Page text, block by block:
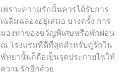
เพราะความรักนั้นควรได้รับการ
เฉลิมฉลองอยู่เสมอ บางครั้ง การ
มองหาของขวัญพิเศษหรือพักผ่อน
ณ โรงแรมที่ดีที่สุดสำหรับคู่รักใน
พัทยานั้นก็ถือเป็นจุดประกายไฟให้
ความรักอีกด้วย